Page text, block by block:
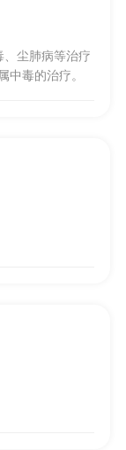
尘肺病等治疗
中毒的治疗。